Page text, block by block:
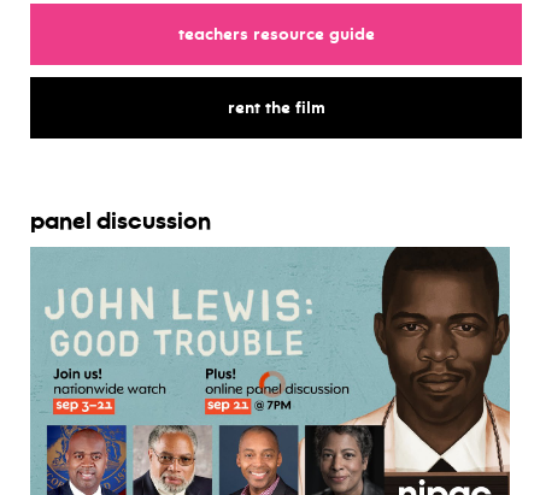
teachers resource guidefor
rent the filmfor
panel discussion